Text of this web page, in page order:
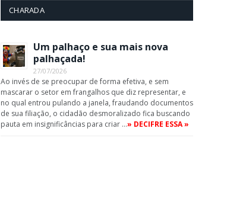
CHARADA
Um palhaço e sua mais nova
palhaçada!
27/07/2026
Ao invés de se preocupar de forma efetiva, e sem
mascarar o setor em frangalhos que diz representar, e
no qual entrou pulando a janela, fraudando documentos
de sua filiação, o cidadão desmoralizado fica buscando
pauta em insignificâncias para criar …» DECIFRE ESSA »